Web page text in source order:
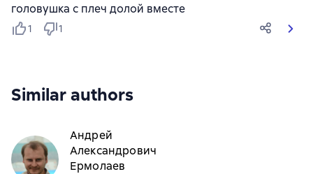
головушка с плеч долой вместе
1 1
Similar authors
Андрей
Александрович
Ермолаев